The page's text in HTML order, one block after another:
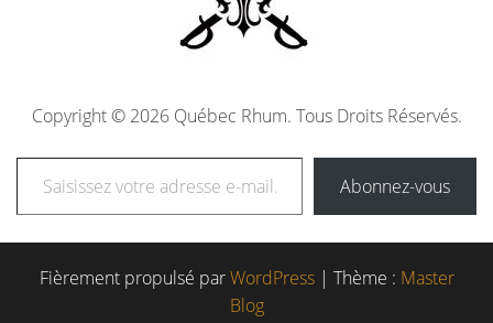
Copyright © 2026 Québec Rhum. Tous Droits Réservés.
Abonnez-vous
Fièrement propulsé parWordPress | Thème : Master
Blog